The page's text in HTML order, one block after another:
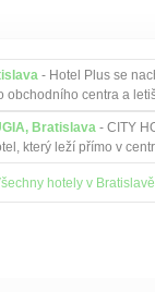
- Hotel Plus se
obchodního centra a
Bratislava - CITY
který leží přímo v
na Zelené ul...
hotely v Bratislavě